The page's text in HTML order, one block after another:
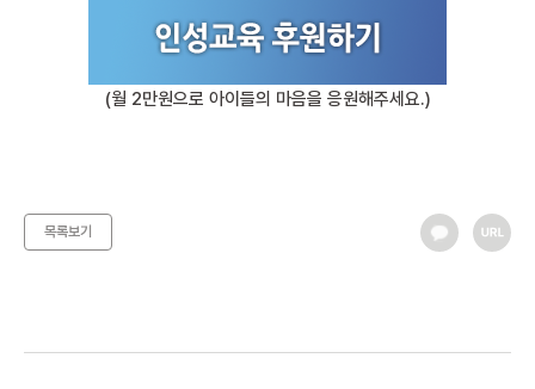
(월 2만원으로 아이들의 마음을 응원해주세요.)
목록보기